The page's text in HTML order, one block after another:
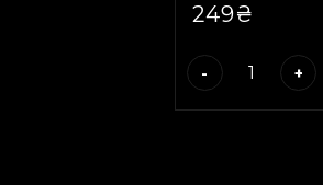
249₴
- +